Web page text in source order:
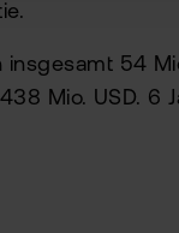
54
Mio. USD. 6